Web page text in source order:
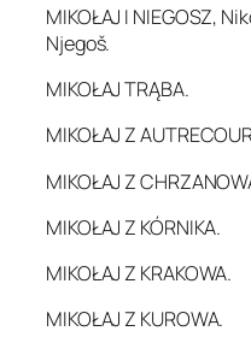
MIKOŁAJ I NIEGOSZ,
Njegoš.
MIKOŁAJ TRĄBA.
MIKOŁAJ Z
MIKOŁAJ Z
MIKOŁAJ Z KÓRNIKA.
MIKOŁAJ Z KRAKOWA.
MIKOŁAJ Z KUROWA.